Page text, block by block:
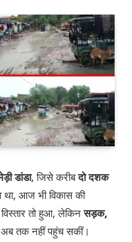
डांडा, जिसे करीबदो दशक
था, आज भी विकास की
तो हुआ, लेकिनसड़क,
तक नहीं पहुंच सकीं।